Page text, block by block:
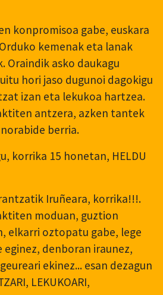
konpromisoa gabe, euskara
kemenak eta lanak
Oraindik asko daukagu
hori jaso dugunoi dagokigu
izan eta lekukoa hartzea.
antzera, azken tantek
berria.
korrika 15 honetan, HELDU
Iruñeara, korrika!!!.
moduan, guztion
elkarri oztopatu gabe, lege
denboran iraunez,
ekinez... esan dezagun
LEKUKOARI,